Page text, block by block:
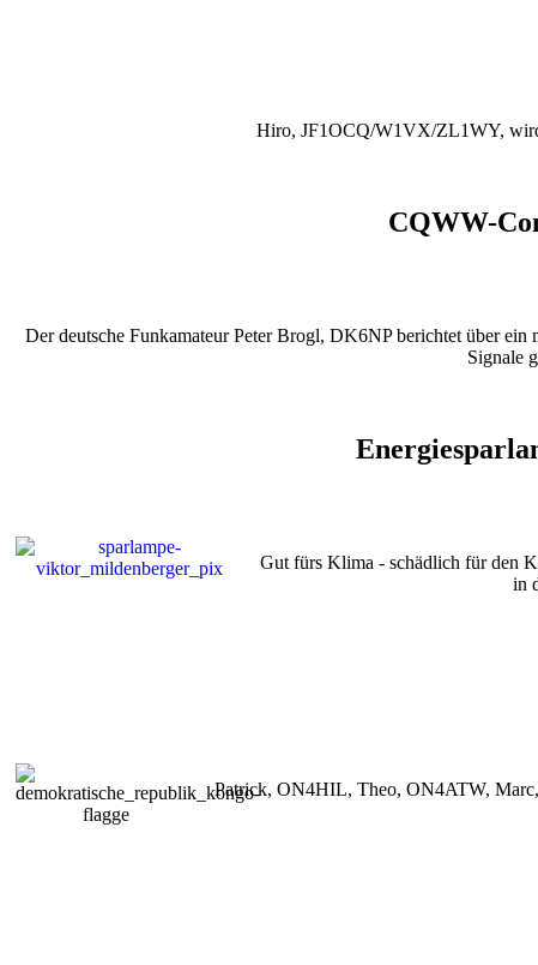
Hiro, JF1OCQ/W1VX/ZL1WY,
CQWW-
Der deutsche Funkamateur Peter Brogl, DK6NP berichtet über ein
Signale
Gut fürs Klima - schädlich für den
in
Patrick, ON4HIL, Theo, ON4ATW,